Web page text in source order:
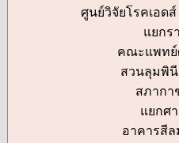
ศูนย์วิจัยโรคเอด
แยกร
คณะแพทย์
สวนลุมพินี
สภากา
แยกศ
อาคารสีล